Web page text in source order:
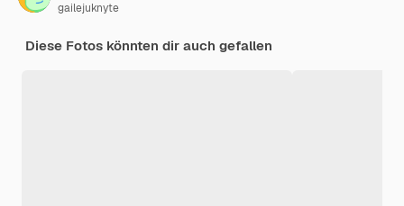
gailejuknyte
Diese Fotos könnten dir auch gefallen